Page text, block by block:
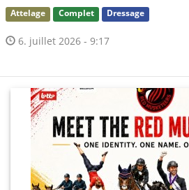
Attelage Complet Dressage
6. juillet 2026 - 9:17